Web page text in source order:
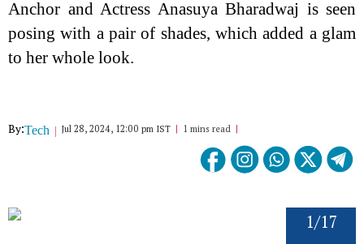
Anchor and Actress Anasuya Bharadwaj is seen
posing with a pair of shades, which added a glam
to her whole look.
By:Tech Jul 28, 2024, 12:00 pm IST 1 mins read
1/17